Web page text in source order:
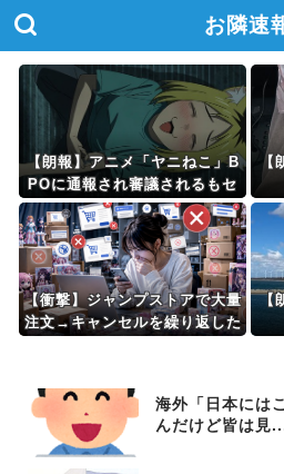
お隣速
【朗報】アニメ「ヤニねこ」B
POに通報され審議されるもセ
ーフだった模様wwwwwwww
【
【衝撃】ジャンプストアで大量
注文→キャンセルを繰り返した
ことで欲求が満たされた」
【
海外「日本には
んだけど皆は見